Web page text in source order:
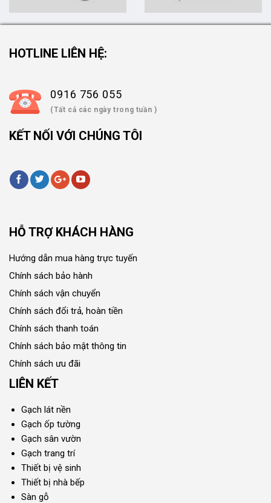
HOTLINE LIÊN HỆ:
0916 756 055
(Tất cả các ngày trong tuần )
KẾT NỐI VỚI CHÚNG TÔI
HỖ TRỢ KHÁCH HÀNG
Hướng dẫn mua hàng trực tuyến
Chính sách bảo hành
Chính sách vận chuyển
Chính sách đổi trả, hoàn tiền
Chính sách thanh toán
Chính sách bảo mật thông tin
Chính sách ưu đãi
LIÊN KẾT
Gạch lát nền
Gạch ốp tường
Gạch sân vườn
Gạch trang trí
Thiết bị vệ sinh
Thiết bị nhà bếp
Sàn gỗ